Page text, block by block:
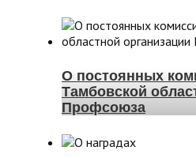
О постоянных
Тамбовской
Профсоюза